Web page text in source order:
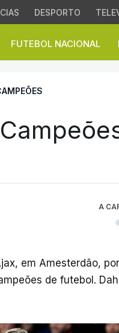
DESPORTO
FUTEBOL NACIONAL
A
em Amesterdão,
de futebol.